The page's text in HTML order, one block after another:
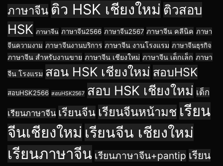
ภาษาจีน ติว HSK เชียงใหม่ ติวสอบ
HSK ภาษาจีน ภาษาจีน2566 ภาษาจีน2567 ภาษาจีน คลีนิค ภาษา
จีนความงาม ภาษาจีนงานบริการ ภาษาจีน งานโรงแรม ภาษาจีนธุรกิจ
ภาษาจีน สำหรับงานขาย ภาษาจีน เชียงใหม่ ภาษาจีน เด็กเล็ก ภาษา
จีน โรงแรม สอน HSK เชียงใหม่ สอบHSK
สอบHSK2566 สอบHSK2567 สอบ HSK เชียงใหม่ เด็ก
เรียนภาษาจีน เรียนจีน เรียนจีนหน้ามช เรียน
จีนเชียงใหม่ เรียนจีน เชียงใหม่
เรียนภาษาจีน เรียนภาษาจีน+pantip เรียน